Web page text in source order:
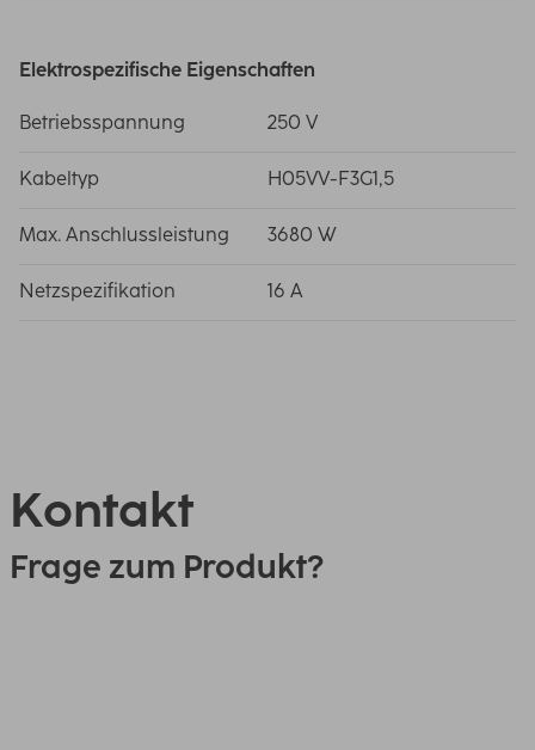
Elektrospezifische Eigenschaften
Betriebsspannung 250 V
Kabeltyp H05VV-F3G1,5
Max. Anschlussleistung 3680 W
Netzspezifikation 16 A
Kontakt
Frage zum Produkt?